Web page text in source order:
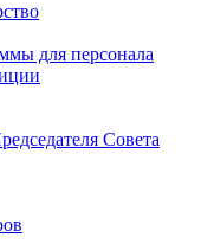
для персонала
Совета